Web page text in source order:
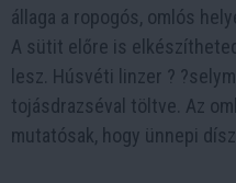
állaga a ropogós, omlós
A sütit előre is
lesz. Húsvéti linzer ?
tojásdrazséval töltve. Az
mutatósak, hogy ünnepi